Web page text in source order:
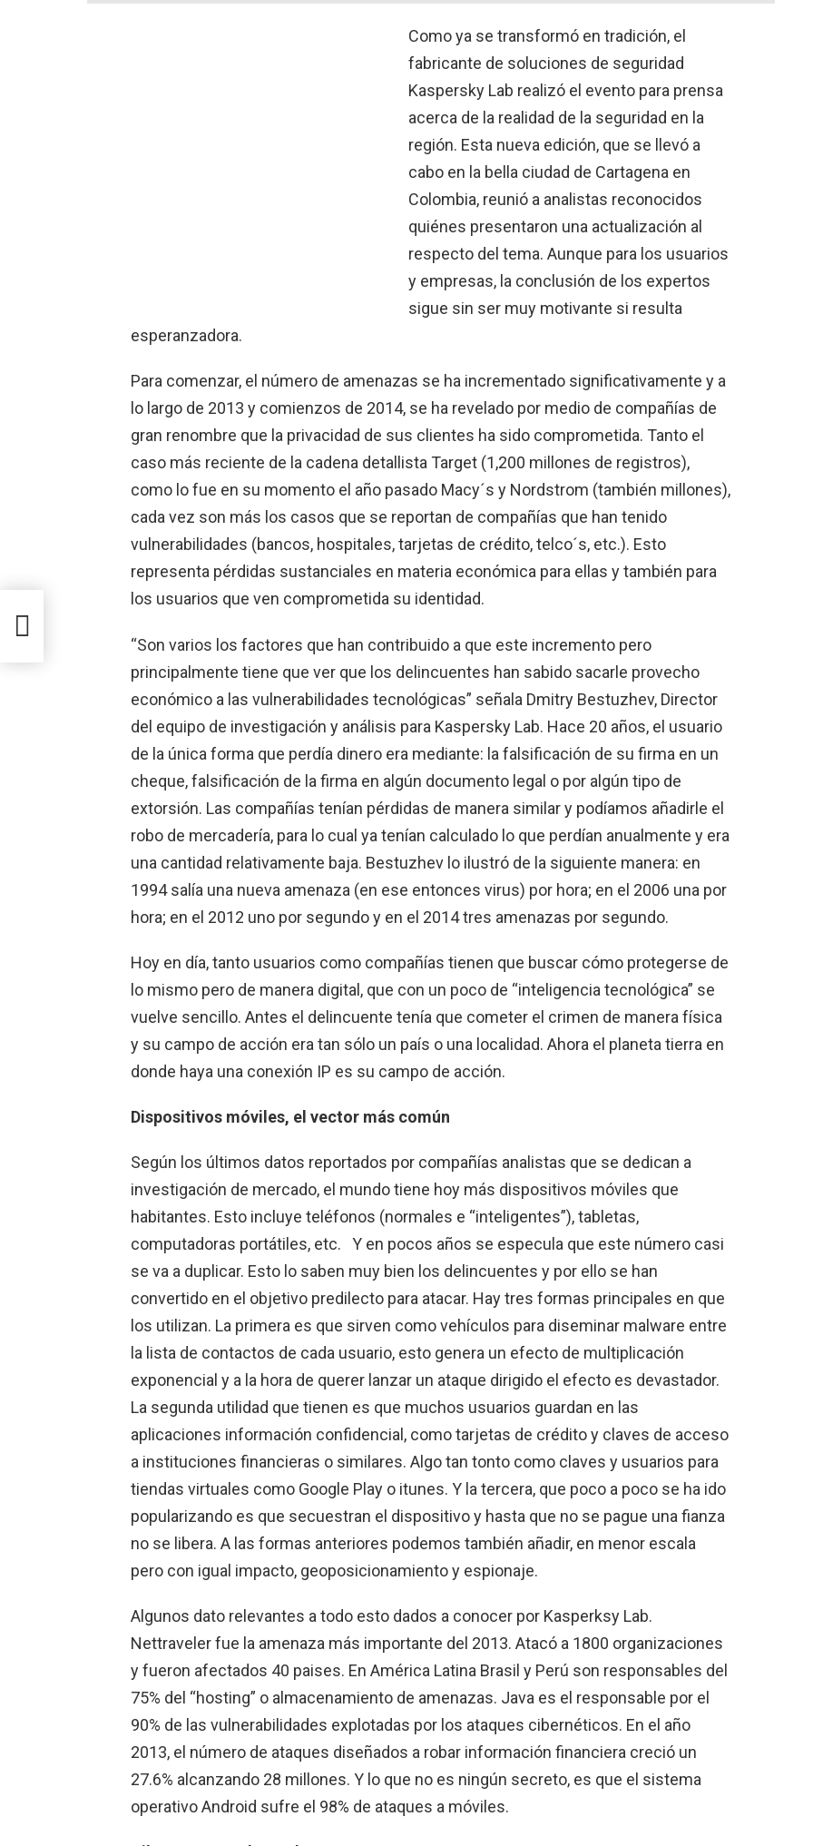
Como ya se transformó en tradición, el
fabricante de soluciones de seguridad
Kaspersky Lab realizó el evento para prensa
acerca de la realidad de la seguridad en la
región. Esta nueva edición, que se llevó a
cabo en la bella ciudad de Cartagena en
Colombia, reunió a analistas reconocidos
quiénes presentaron una actualización al
respecto del tema. Aunque para los usuarios
y empresas, la conclusión de los expertos
sigue sin ser muy motivante si resulta
esperanzadora.
Para comenzar, el número de amenazas se ha incrementado significativamente y a
lo largo de 2013 y comienzos de 2014, se ha revelado por medio de compañías de
gran renombre que la privacidad de sus clientes ha sido comprometida. Tanto el
caso más reciente de la cadena detallista Target (1,200 millones de registros),
como lo fue en su momento el año pasado Macy´s y Nordstrom (también millones),
cada vez son más los casos que se reportan de compañías que han tenido
vulnerabilidades (bancos, hospitales, tarjetas de crédito, telco´s, etc.). Esto
representa pérdidas sustanciales en materia económica para ellas y también para
los usuarios que ven comprometida su identidad.
“Son varios los factores que han contribuido a que este incremento pero
principalmente tiene que ver que los delincuentes han sabido sacarle provecho
económico a las vulnerabilidades tecnológicas” señala Dmitry Bestuzhev, Director
del equipo de investigación y análisis para Kaspersky Lab. Hace 20 años, el usuario
de la única forma que perdía dinero era mediante: la falsificación de su firma en un
cheque, falsificación de la firma en algún documento legal o por algún tipo de
extorsión. Las compañías tenían pérdidas de manera similar y podíamos añadirle el
robo de mercadería, para lo cual ya tenían calculado lo que perdían anualmente y era
una cantidad relativamente baja. Bestuzhev lo ilustró de la siguiente manera: en
1994 salía una nueva amenaza (en ese entonces virus) por hora; en el 2006 una por
hora; en el 2012 uno por segundo y en el 2014 tres amenazas por segundo.
Hoy en día, tanto usuarios como compañías tienen que buscar cómo protegerse de
lo mismo pero de manera digital, que con un poco de “inteligencia tecnológica” se
vuelve sencillo. Antes el delincuente tenía que cometer el crimen de manera física
y su campo de acción era tan sólo un país o una localidad. Ahora el planeta tierra en
donde haya una conexión IP es su campo de acción.
Dispositivos móviles, el vector más común
Según los últimos datos reportados por compañías analistas que se dedican a
investigación de mercado, el mundo tiene hoy más dispositivos móviles que
habitantes. Esto incluye teléfonos (normales e “inteligentes”), tabletas,
computadoras portátiles, etc. Y en pocos años se especula que este número casi
se va a duplicar. Esto lo saben muy bien los delincuentes y por ello se han
convertido en el objetivo predilecto para atacar. Hay tres formas principales en que
los utilizan. La primera es que sirven como vehículos para diseminar malware entre
la lista de contactos de cada usuario, esto genera un efecto de multiplicación
exponencial y a la hora de querer lanzar un ataque dirigido el efecto es devastador.
La segunda utilidad que tienen es que muchos usuarios guardan en las
aplicaciones información confidencial, como tarjetas de crédito y claves de acceso
a instituciones financieras o similares. Algo tan tonto como claves y usuarios para
tiendas virtuales como Google Play o itunes. Y la tercera, que poco a poco se ha ido
popularizando es que secuestran el dispositivo y hasta que no se pague una fianza
no se libera. A las formas anteriores podemos también añadir, en menor escala
pero con igual impacto, geoposicionamiento y espionaje.
Algunos dato relevantes a todo esto dados a conocer por Kasperksy Lab.
Nettraveler fue la amenaza más importante del 2013. Atacó a 1800 organizaciones
y fueron afectados 40 paises. En América Latina Brasil y Perú son responsables del
75% del “hosting” o almacenamiento de amenazas. Java es el responsable por el
90% de las vulnerabilidades explotadas por los ataques cibernéticos. En el año
2013, el número de ataques diseñados a robar información financiera creció un
27.6% alcanzando 28 millones. Y lo que no es ningún secreto, es que el sistema
operativo Android sufre el 98% de ataques a móviles.
la